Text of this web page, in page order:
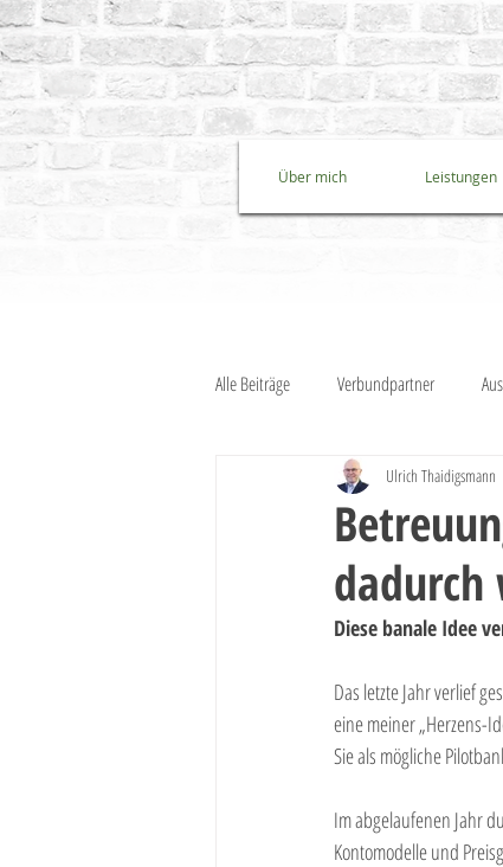
Über mich Leistungen
Alle Beiträge Verbundpartner
Strategieklausur Komplexität
Kundenbidnungdadurch
Ulrich Thaidigsmann
Diese banale Idee
Das letzte Jahr verlief
eine meiner „Herzens-
Sie als mögliche
Im abgelaufenen Jahr
Kontomodelle und